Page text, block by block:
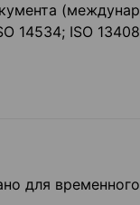
14534; ISO
для